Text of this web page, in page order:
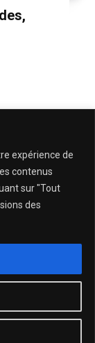
expérience de
contenus
sur "Tout
des